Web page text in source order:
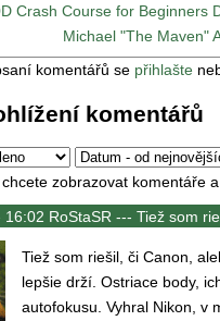
Crash Course for Beginners
Michael "The Maven"
komentářů se přihlašte
komentářů
zobrazovat komentáře
16:02 RoStaSR --- Tiež som
Tiež som riešil, či Canon,
lepšie drží. Ostriace body,
autofokusu. Vyhral Nikon, v